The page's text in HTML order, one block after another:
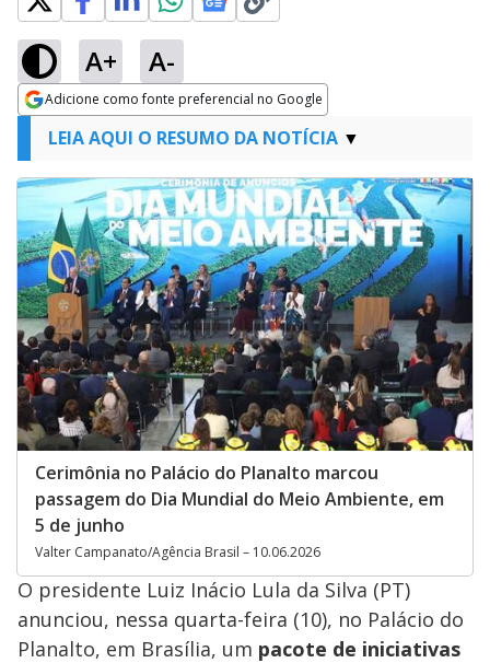
A+ A-
Adicione como fonte preferencial no Google
Opens in new window
LEIA AQUI O RESUMO DA NOTÍCIA
Cerimônia no Palácio do Planalto marcou
passagem do Dia Mundial do Meio Ambiente, em
5 de junho
Valter Campanato/Agência Brasil – 10.06.2026
O presidente Luiz Inácio Lula da Silva (PT)
anunciou, nessa quarta-feira (10), no Palácio do
Planalto, em Brasília, um pacote de iniciativas